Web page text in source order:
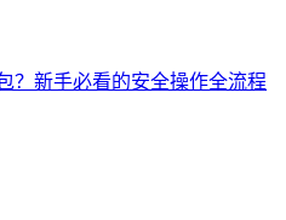
？新手必看的安全操作全流程